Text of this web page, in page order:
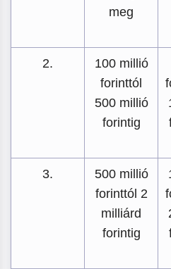
meg
2.
100 millió
forinttól
500 millió
forintig
3.
500 millió
forinttól 2
milliárd
forintig